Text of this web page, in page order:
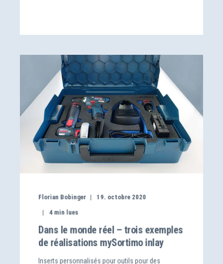
Florian Bobinger
19. octobre 2020
4min lues
Dans le monde réel – trois exemples
de réalisations mySortimo inlay
Inserts personnalisés pour outils pour des